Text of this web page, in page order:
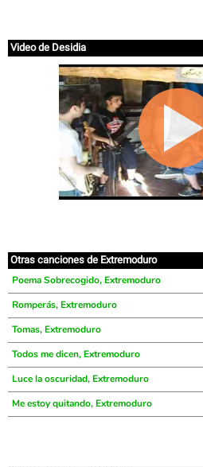
Video de Desidia
Otras canciones de Extremoduro
Poema Sobrecogido, Extremoduro
Romperás, Extremoduro
Tomas, Extremoduro
Todos me dicen, Extremoduro
Luce la oscuridad, Extremoduro
Me estoy quitando, Extremoduro